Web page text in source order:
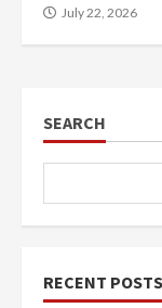
July 22, 2026
SEARCH
RECENT POSTS